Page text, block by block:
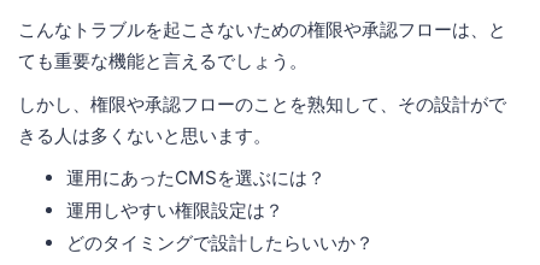
こんなトラブルを起こさないための権限や承認フローは、と
ても重要な機能と言えるでしょう。
しかし、権限や承認フローのことを熟知して、その設計がで
きる人は多くないと思います。
運用にあったCMSを選ぶには？
運用しやすい権限設定は？
どのタイミングで設計したらいいか？